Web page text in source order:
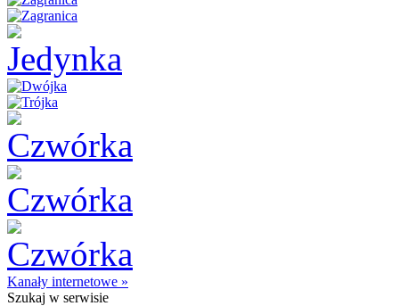
Kanały internetowe »
Szukaj w serwisie